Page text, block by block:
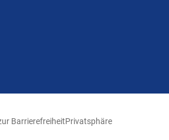
BarrierefreiheitPrivatsphäre